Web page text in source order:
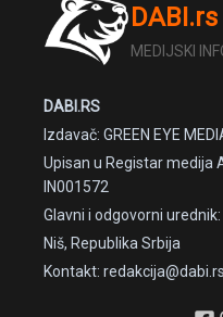
DABI.rs
MEDIJSKI
DABI.RS
Izdavač: GREEN EYE
Upisan u Registar medija
IN001572
Glavni i odgovorni
Niš, Republika Srbija
Kontakt: redakcija@dabi.rs